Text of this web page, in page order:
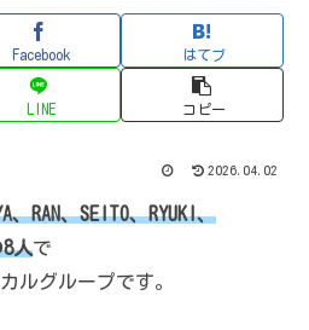
Facebook はてブ
LINE コピー
2026.04.02
、RAN、SEITO、RYUKI、
8人で
ルグループです。